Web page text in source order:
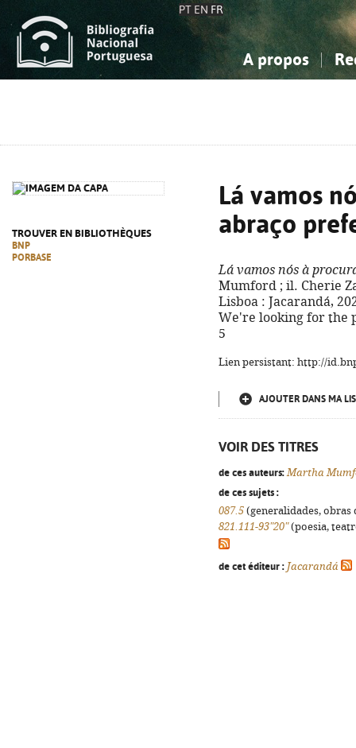
PT EN FR
A propos
TROUVER EN BIBLIOTHÈQUES
BNP
PORBASE
Lá vamos
abraço
Lá vamos nós à
Mumford ; il. Cherie
Lisboa : Jacarandá,
We're looking for the
5
Lien persistant: http://
AJOUTER DANS MA
VOIR DES TITRES
de ces auteurs: Martha
de ces sujets :
087.5 (generalidades,
821.111-93"20"(poesia,
de cet éditeur : Jacarandá